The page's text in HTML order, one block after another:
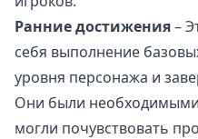
Ранние достижения–
себя выполнение
уровня персонажа и
Они были необходимыми
могли почувствовать